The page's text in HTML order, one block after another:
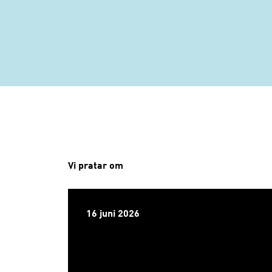
Vi pratar om
16 juni 2026